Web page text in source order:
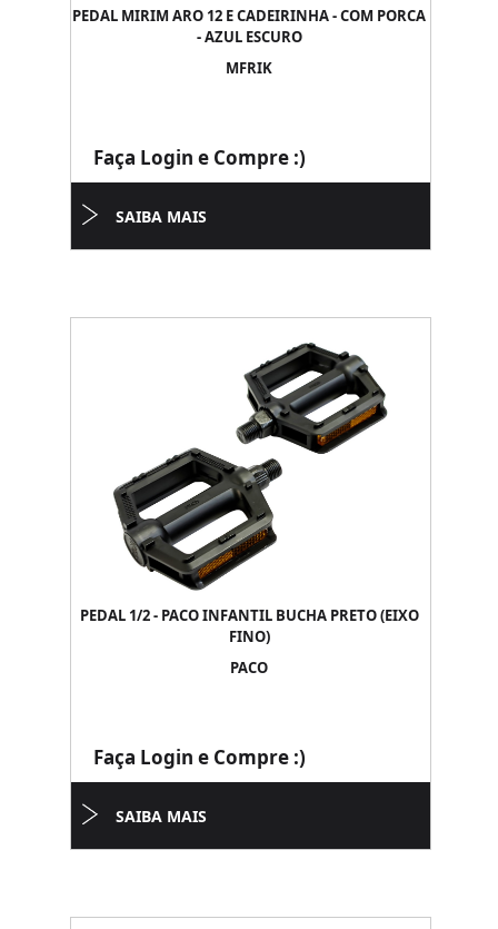
PEDAL MIRIM ARO 12 E CADEIRINHA - COM PORCA
- AZUL ESCURO
MFRIK
Faça Login e Compre :)
SAIBA MAIS
PEDAL 1/2 - PACO INFANTIL BUCHA PRETO (EIXO
FINO)
PACO
Faça Login e Compre :)
SAIBA MAIS